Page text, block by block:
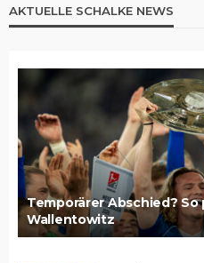
AKTUELLE SCHALKE NEWS
Temporärer Abschied?
Wallentowitz